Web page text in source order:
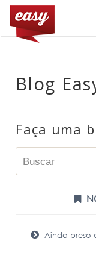
Blog
Faça uma
Ainda preso